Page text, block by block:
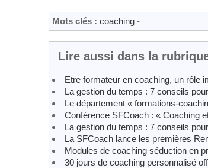
Mots clés : coaching -
Lire aussi dans la
Etre formateur en coaching, un rôle
La gestion du temps : 7 conseils
Le département « formations-
Conférence SFCoach : « Coaching
La gestion du temps : 7 conseils
La SFCoach lance les premières
Modules de coaching séduction en
30 jours de coaching personnalisé